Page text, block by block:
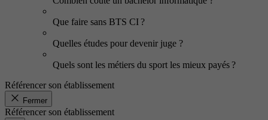
Que faire sans BTS CI ?
Quelles études pour devenir juge ?
Quels sont les métiers du sport les mieux payés ?
Référencer son établissement
Fermer
Référencer son établissement